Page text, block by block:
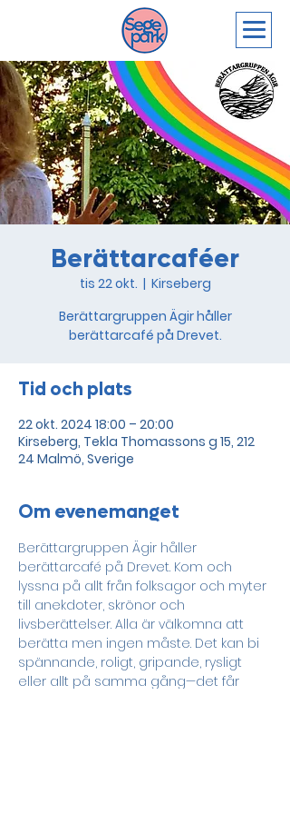
Berättarcaféer
tis 22 okt.
  |
Kirseberg
Berättargruppen Ägir håller
berättarcafé på Drevet.
Tid och plats
22 okt. 2024 18:00 – 20:00
Kirseberg, Tekla Thomassons g 15, 212
24 Malmö, Sverige
Om evenemanget
Berättargruppen Ägir håller
berättarcafé på Drevet. Kom och
lyssna på allt från folksagor och myter
till anekdoter, skrönor och
livsberättelser. Alla är välkomna att
berätta men ingen måste. Det kan bi
spännande, roligt, gripande, rysligt
eller allt på samma gång—det får